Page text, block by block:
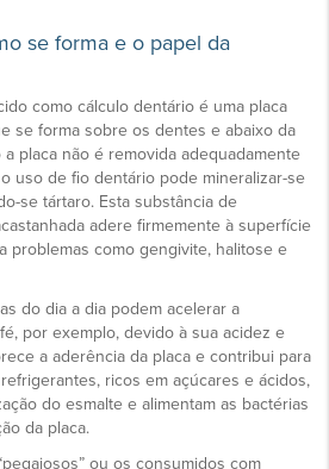
se forma e o papel da
como cálculo dentário é uma placa
se forma sobre os dentes e abaixo da
placa não é removida adequadamente
uso de fio dentário pode mineralizar-se
se tártaro. Esta substância de
adere firmemente à superfície
problemas como gengivite, halitose e
do dia a dia podem acelerar a
por exemplo, devido à sua acidez e
a aderência da placa e contribui para
ricos em açúcares e ácidos,
do esmalte e alimentam as bactérias
da placa.
ou os consumidos com